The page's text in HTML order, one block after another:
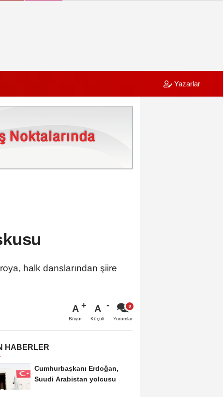
Yazarlar
halk danslarından şiire
A
Büyüt
A
Küçült Yorumlar
HABERLER
Cumhurbaşkanı Erdoğan,
Suudi Arabistan yolcusu